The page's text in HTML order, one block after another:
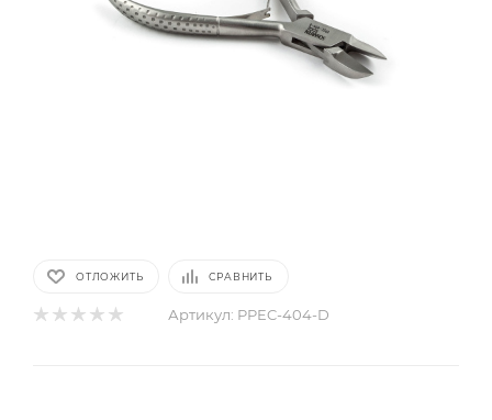
ОТЛОЖИТЬ СРАВНИТЬ
Артикул: PPEC-404-D